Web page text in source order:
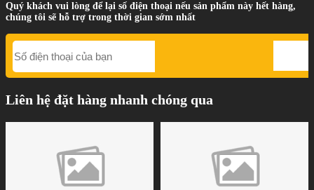
Quý khách vui lòng để lại số điện thoại nếu sản phẩm này hết hàng,
chúng tôi sẽ hỗ trợ trong thời gian sớm nhất
Liên hệ đặt hàng nhanh chóng qua